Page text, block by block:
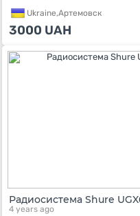
Ukraine,Артемовск
3000 UAH
Радиосистема Shure
4 years ago